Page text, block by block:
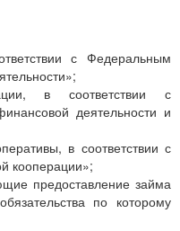
с Федеральным
в соответствии с
деятельности и
в соответствии с
кооперации»;
предоставление займа
по которому